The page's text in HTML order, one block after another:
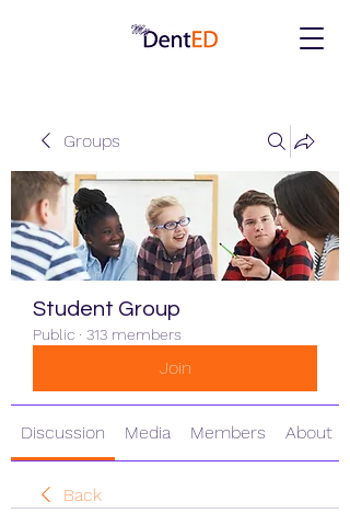
Groups
Student Group
Public · 313 members
Join
Discussion Media Members About
Back